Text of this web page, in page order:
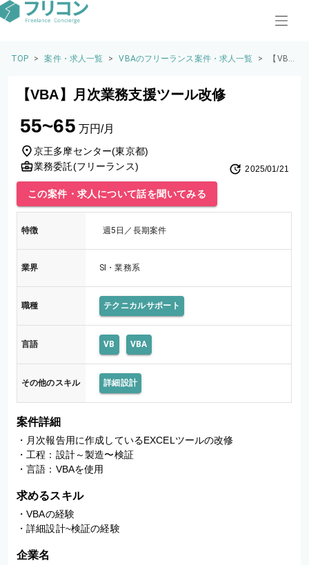
TOP > 案件・求人一覧 > VBAのフリーランス案件・求人一覧 >
【VB
【VBA】月次業務支援ツール改修
55~65 万円/月
京王多摩センター(東京都)
業務委託(フリーランス)
2025/01/21
この案件・求人について話を聞いてみる
特徴 週5日／長期案件
業界 SI・業務系
職種 テクニカルサポート
言語 VB VBA
その他のスキル 詳細設計
案件詳細
・月次報告用に作成しているEXCELツールの改修
・工程：設計～製造〜検証
・言語：VBAを使用
求めるスキル
・VBAの経験
・詳細設計~検証の経験
企業名